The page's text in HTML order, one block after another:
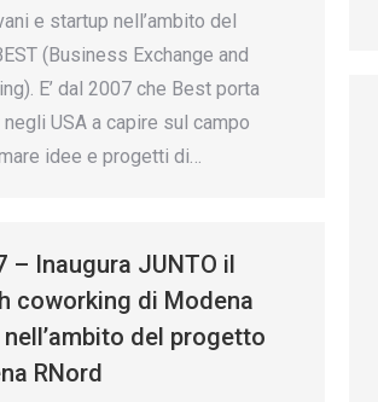
e startup nell’ambito del
(Business Exchange and
E’ dal 2007 che Best porta
USA a capire sul campo
idee e progetti di…
– Inaugura JUNTO il
coworking di Modena
del progetto
RNord